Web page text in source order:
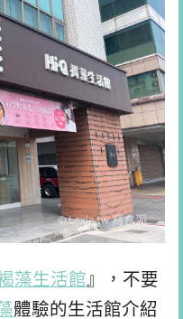
藻生活館 』，不要
體驗的生活館介紹